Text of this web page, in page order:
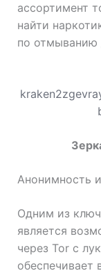
ассортимент
найти
по отмыванию
Анонимность
Одним из
является
через Tor с
обеспечивает